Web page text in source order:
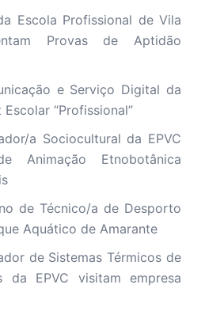
Escola Profissional de Vila
Provas de Aptidão
e Serviço Digital da
“Profissional”
a Sociocultural da EPVC
Animação Etnobotânica
de Técnico/a de Desporto
Aquático de Amarante
de Sistemas Térmicos de
da EPVC visitam empresa